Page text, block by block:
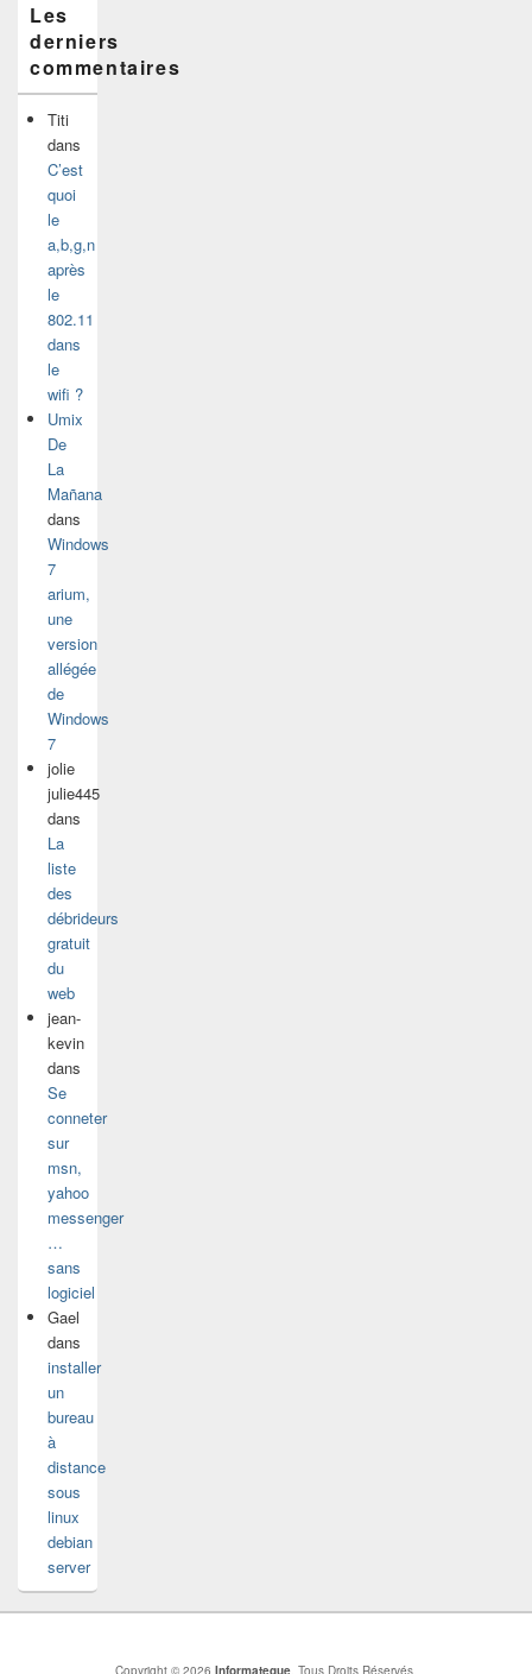
Les
derniers
commentaires
Titi
dans
C’est
quoi
le
a,b,g,n
après
le
802.11
dans
le
wifi ?
Umix
De
La
Mañana
dans
Windows
7
arium,
une
version
allégée
de
Windows
7
jolie
julie445
dans
La
liste
des
débrideurs
gratuit
du
web
jean-
kevin
dans
Se
conneter
sur
msn,
yahoo
messenger
…
sans
logiciel
Gael
dans
installer
un
bureau
à
distance
sous
linux
debian
server
Copyright © 2026 Informateque . Tous Droits Réservés.